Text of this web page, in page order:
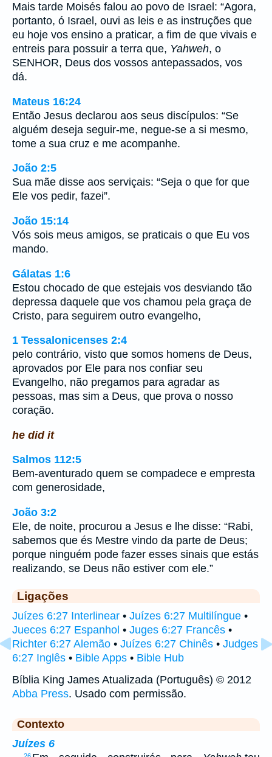
Mais tarde Moisés falou ao povo de Israel: “Agora,
portanto, ó Israel, ouvi as leis e as instruções que
eu hoje vos ensino a praticar, a fim de que vivais e
entreis para possuir a terra que, Yahweh, o
SENHOR, Deus dos vossos antepassados, vos
dá.
Mateus 16:24
Então Jesus declarou aos seus discípulos: “Se
alguém deseja seguir-me, negue-se a si mesmo,
tome a sua cruz e me acompanhe.
João 2:5
Sua mãe disse aos serviçais: “Seja o que for que
Ele vos pedir, fazei”.
João 15:14
Vós sois meus amigos, se praticais o que Eu vos
mando.
Gálatas 1:6
Estou chocado de que estejais vos desviando tão
depressa daquele que vos chamou pela graça de
Cristo, para seguirem outro evangelho,
1 Tessalonicenses 2:4
pelo contrário, visto que somos homens de Deus,
aprovados por Ele para nos confiar seu
Evangelho, não pregamos para agradar as
pessoas, mas sim a Deus, que prova o nosso
coração.
he did it
Salmos 112:5
Bem-aventurado quem se compadece e empresta
com generosidade,
João 3:2
Ele, de noite, procurou a Jesus e lhe disse: “Rabi,
sabemos que és Mestre vindo da parte de Deus;
porque ninguém pode fazer esses sinais que estás
realizando, se Deus não estiver com ele.”
Ligações
Juízes 6:27 Interlinear • Juízes 6:27 Multilíngue •
Jueces 6:27 Espanhol • Juges 6:27 Francês •
Richter 6:27 Alemão • Juízes 6:27 Chinês • Judges
6:27 Inglês • Bible Apps • Bible Hub
Bíblia King James Atualizada (Português) © 2012
Abba Press. Usado com permissão.
Contexto
Juízes 6